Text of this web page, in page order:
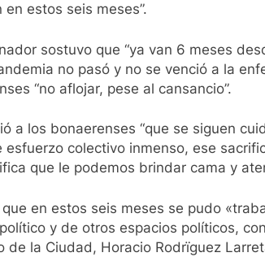
en estos seis meses”.
sostuvo que “ya van 6 meses
no pasó y no se venció a la
“no aflojar, pese al cansancio”.
a los bonaerenses “que se siguen
esfuerzo colectivo inmenso, ese
que le podemos brindar cama y
en estos seis meses se pudo
y de otros espacios políticos,
de la Ciudad, Horacio Rodrïguez